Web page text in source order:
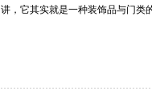
讲，它其实就是一种装饰品与门类